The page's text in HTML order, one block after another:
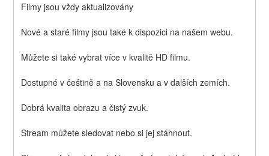
Filmy jsou vždy aktualizovány
Nové a staré filmy jsou také k dispozici na našem webu.
Můžete si také vybrat více v kvalitě HD filmu.
Dostupné v češtině a na Slovensku a v dalších zemích.
Dobrá kvalita obrazu a čistý zvuk.
Stream můžete sledovat nebo si jej stáhnout.